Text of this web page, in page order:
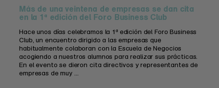
Más de una veintena de empresas se dan cita
en la 1ª edición del Foro Business Club
Hace unos días celebramos la 1ª edición del Foro Business
Club, un encuentro dirigido a las empresas que
habitualmente colaboran con la Escuela de Negocios
acogiendo a nuestros alumnos para realizar sus prácticas.
En el evento se dieron cita directivos y representantes de
empresas de muy ...